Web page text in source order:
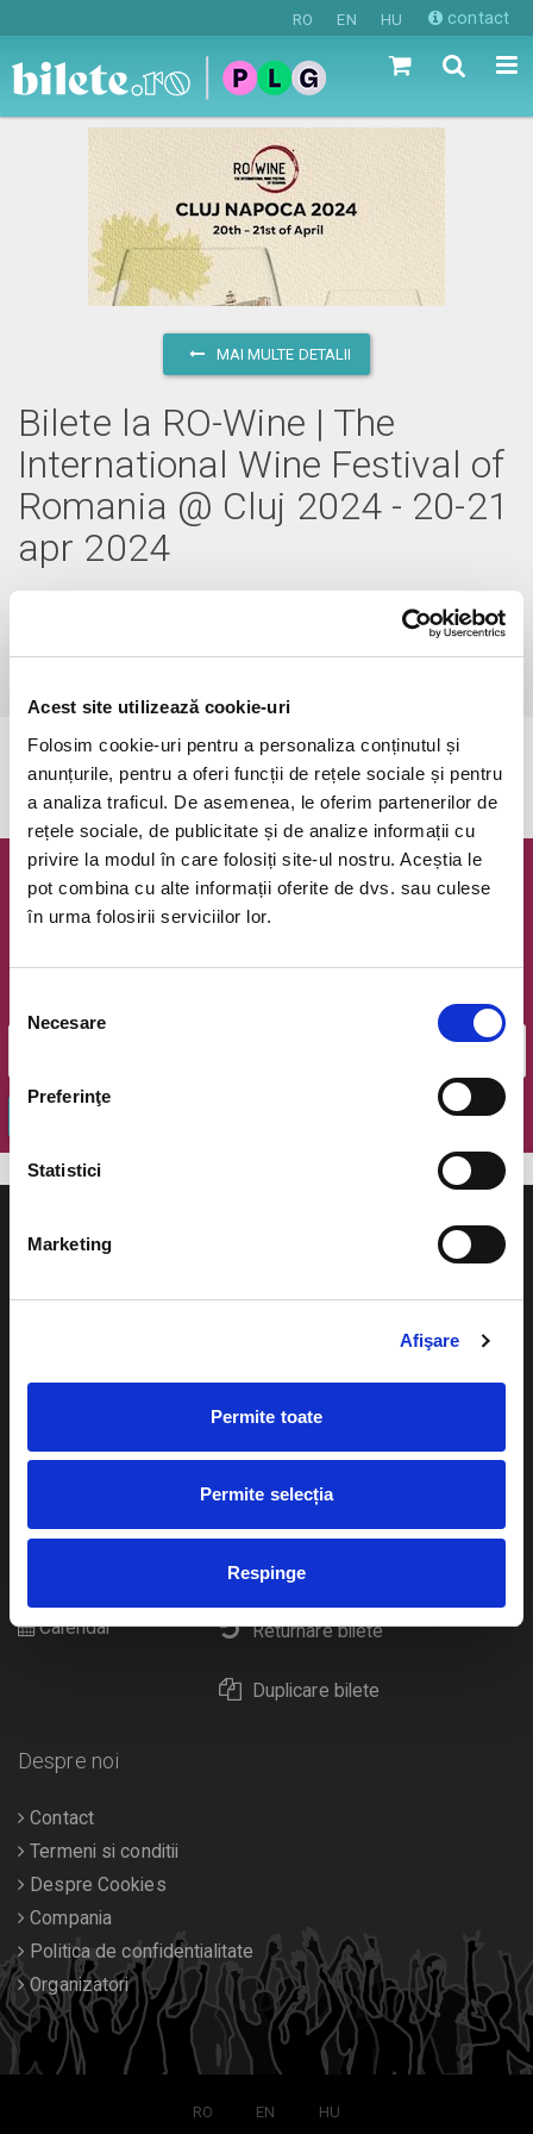
Acest site utilizează cookie-uri
Folosim cookie-uri pentru a personaliza conținutul și
anunțurile, pentru a oferi funcții de rețele sociale și pentru
a analiza traficul. De asemenea, le oferim partenerilor de
rețele sociale, de publicitate și de analize informații cu
privire la modul în care folosiți site-ul nostru. Aceștia le
pot combina cu alte informații oferite de dvs. sau culese
în urma folosirii serviciilor lor.
consimțământului
Necesare
Preferinţe
Statistici
Marketing
Afişare
Permite toate
Permite selecția
Respinge
RO EN HU contact
MAI MULTE DETALII
Bilete la RO-Wine | The
International Wine Festival of
Romania @ Cluj 2024 - 20-21
apr 2024
Evenimentul a expirat.
Newsletter @ Bilete.ro
evenimente.
Plata online sau cash
eBilet printat acasa
Livrare prin curier
Returnare bilete
Duplicare bilete
Teatru
festivaluri
Cultura
Calendar
Despre noi
Contact
Termeni si conditii
Despre Cookies
Compania
Politica de confidentialitate
Organizatori
RO EN HU